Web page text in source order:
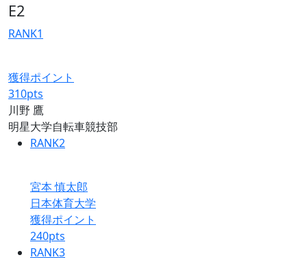
E2
RANK1
獲得ポイント
310pts
川野 鷹
明星大学自転車競技部
RANK2
宮本 慎太郎
日本体育大学
獲得ポイント
240pts
RANK3